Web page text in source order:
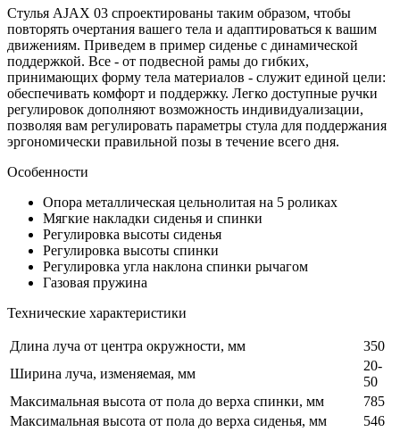
Cтулья AJAX 03 спроектированы таким образом, чтобы
повторять очертания вашего тела и адаптироваться к вашим
движениям. Приведем в пример сиденье с динамической
поддержкой. Все - от подвесной рамы до гибких,
принимающих форму тела материалов - служит единой цели:
обеспечивать комфорт и поддержку. Легко доступные ручки
регулировок дополняют возможность индивидуализации,
позволяя вам регулировать параметры стула для поддержания
эргономически правильной позы в течение всего дня.
Особенности
Опора металлическая цельнолитая на 5 роликах
Мягкие накладки сиденья и спинки
Регулировка высоты сиденья
Регулировка высоты спинки
Регулировка угла наклона спинки рычагом
Газовая пружина
Технические характеристики
Длина луча от центра окружности, мм
350
Ширина луча, изменяемая, мм
20-
50
Максимальная высота от пола до верха спинки, мм
785
Максимальная высота от пола до верха сиденья, мм
546